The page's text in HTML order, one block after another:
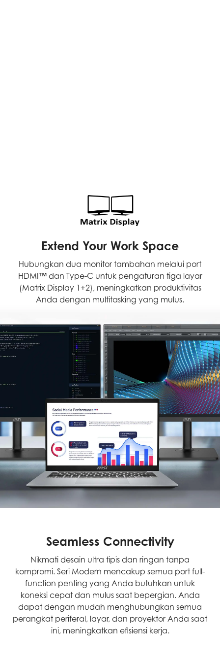
Extend Your Work Space
Hubungkan dua monitor tambahan melalui port
HDMI™ dan Type-C untuk pengaturan tiga layar
(Matrix Display 1+2), meningkatkan produktivitas
Anda dengan multitasking yang mulus.
Seamless Connectivity
Nikmati desain ultra tipis dan ringan tanpa
kompromi. Seri Modern mencakup semua port full-
function penting yang Anda butuhkan untuk
koneksi cepat dan mulus saat bepergian. Anda
dapat dengan mudah menghubungkan semua
perangkat periferal, layar, dan proyektor Anda saat
ini, meningkatkan efisiensi kerja.